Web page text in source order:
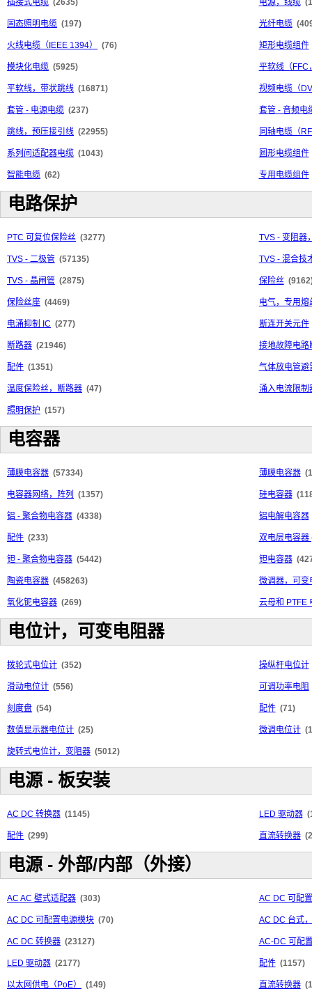
插接式电缆 (2635) 电源，线缆
固态照明电缆 (197) 光纤电缆
火线电缆（IEEE 1394） (76) 矩形电缆组件
模块化电缆 (5925) 平软线（FFC
平软线，带状跳线 (16871) 视频电缆（
套管 - 电源电缆 (237) 套管 - 音频电
跳线，预压接引线 (22955) 同轴电缆（
系列间适配器电缆 (1043) 圆形电缆组件
智能电缆 (62) 专用电缆组件
电路保护
PTC 可复位保险丝 (3277) TVS - 变阻器
TVS - 二极管 (57135) TVS - 混合技
TVS - 晶闸管 (2875) 保险丝
保险丝座 (4469) 电气，专用熔
电涌抑制 IC (277) 断连开关元件
断路器 (21946) 接地故障电路
配件 (1351) 气体放电管避
温度保险丝，断路器 (47) 涌入电流限制
照明保护 (157)
电容器
薄膜电容器 (57334) 薄膜电容器
电容器网络，阵列 (1357) 硅电容器
铝 - 聚合物电容器 (4338) 铝电解电容器
配件 (233) 双电层电容器
钽 - 聚合物电容器 (5442) 钽电容器
陶瓷电容器 (458263) 微调器，可变
氧化铌电容器 (269) 云母和 PTFE
电位计，可变电阻器
拨轮式电位计 (352) 操纵杆电位计
滑动电位计 (556) 可调功率电阻
刻度盘 (54) 配件 (71)
数值显示器电位计 (25) 微调电位计
旋转式电位计，变阻器 (5012)
电源 - 板安装
AC DC 转换器 (1145) LED 驱动器
配件 (299) 直流转换器
电源 - 外部/内部（外接）
AC AC 壁式适配器 (303) AC DC 可配
AC DC 可配置电源模块 (70) AC DC 台式
AC DC 转换器 (23127) AC-DC 可配
LED 驱动器 (2177) 配件 (1157)
以太网供电（PoE） (149) 直流转换器